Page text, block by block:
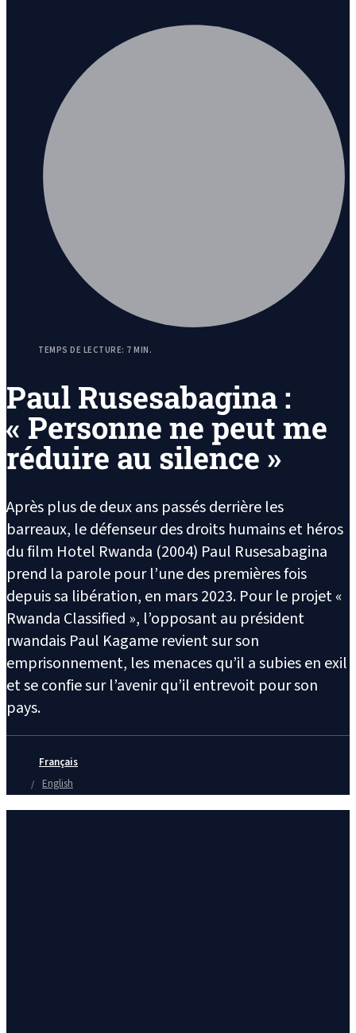
TEMPS DE LECTURE: 7 MIN.
Paul Rusesabagina :
« Personne ne peut me
réduire au silence »
Après plus de deux ans passés derrière les
barreaux, le défenseur des droits humains et héros
du film Hotel Rwanda (2004) Paul Rusesabagina
prend la parole pour l’une des premières fois
depuis sa libération, en mars 2023. Pour le projet «
Rwanda Classified », l’opposant au président
rwandais Paul Kagame revient sur son
emprisonnement, les menaces qu’il a subies en exil
et se confie sur l’avenir qu’il entrevoit pour son
pays.
Français
English